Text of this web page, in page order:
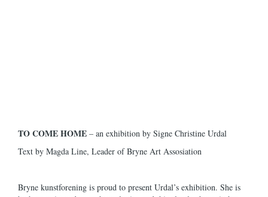
TO COME HOME – an exhibition by Signe Christine Urdal
Text by Magda Line, Leader of Bryne Art Assosiation
Bryne kunstforening is proud to present Urdal’s exhibition. She is